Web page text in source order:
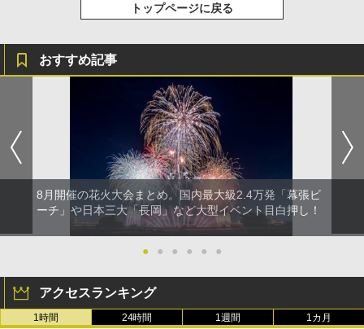
トップページに戻る
おすすめ記事
8月開催の花火大会まとめ。国内最大級2.4万発「幕張ビ
ーチ」や日本三大「長岡」など大型イベント目白押し！
● ● ● ● ● ●
アクセスランキング
1時間 24時間 1週間 1カ月